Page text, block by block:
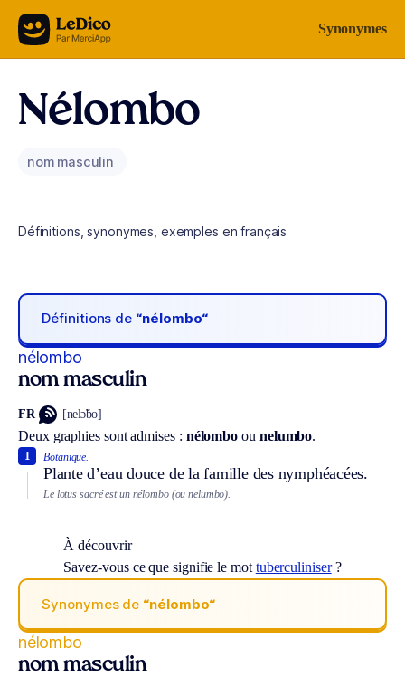
Aller au contenu Synonymes
Nélombo
nom masculin
Définitions, synonymes, exemples en français
Définitions de “nélombo“
nélombo
nom masculin
FR [nelɔ̃bo]
Deux graphies sont admises : nélombo ou nelumbo.
Botanique.
Plante d’eau douce de la famille des nymphéacées.
1
Le lotus sacré est un nélombo (ou nelumbo).
À découvrir
Savez-vous ce que signifie le mot tuberculiniser?
Synonymes de “nélombo“
nélombo
nom masculin